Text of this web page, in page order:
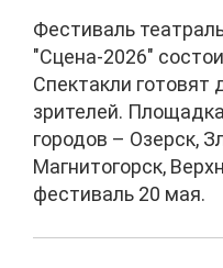
Фестиваль
"Сцена-2026"
Спектакли
зрителей.
городов – Озерск,
Магнитогорск,
фестиваль 20 мая.